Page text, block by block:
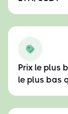
Prix le plus
le plus bas